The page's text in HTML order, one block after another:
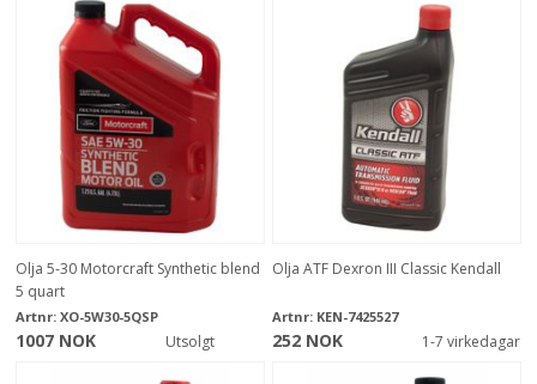
Olja 5-30 Motorcraft Synthetic blend
5 quart
Artnr: XO-5W30-5QSP
1007 NOK Utsolgt
Olja ATF Dexron III Classic Kendall
Artnr: KEN-7425527
252 NOK 1-7 virkedagar